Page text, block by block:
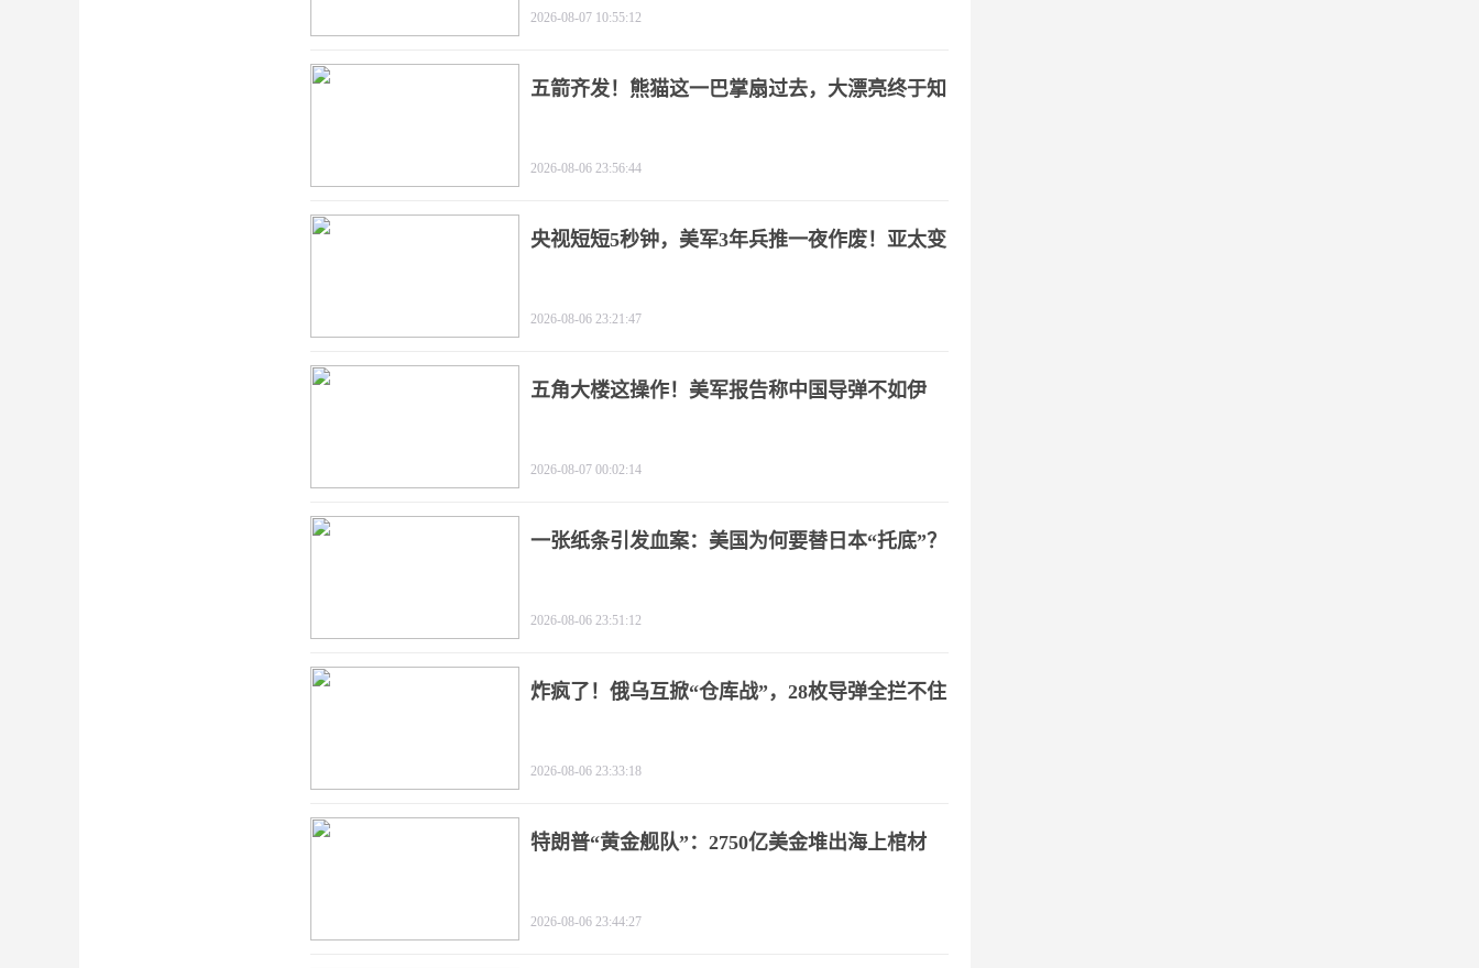
2026-08-07 10:55:12
五箭齐发！熊猫这一巴掌扇过去，大漂亮终于知
2026-08-06 23:56:44
央视短短5秒钟，美军3年兵推一夜作废！亚太变
2026-08-06 23:21:47
五角大楼这操作！美军报告称中国导弹不如伊
2026-08-07 00:02:14
一张纸条引发血案：美国为何要替日本“托底”？
2026-08-06 23:51:12
炸疯了！俄乌互掀“仓库战”，28枚导弹全拦不住
2026-08-06 23:33:18
特朗普“黄金舰队”：2750亿美金堆出海上棺材
2026-08-06 23:44:27